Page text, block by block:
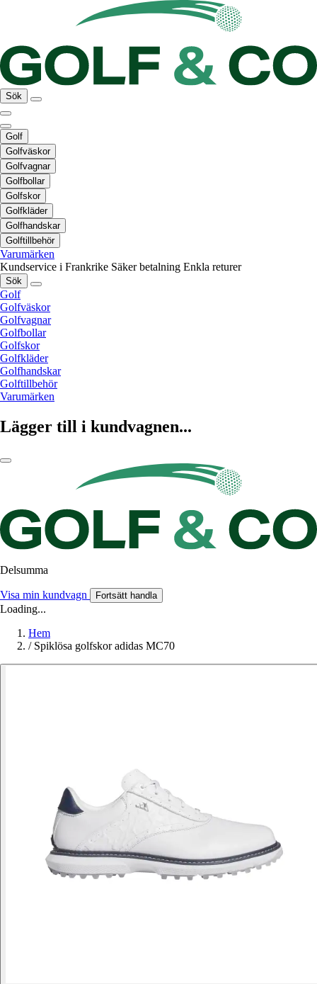
Sök
Golf
Golfväskor
Golfvagnar
Golfbollar
Golfskor
Golfkläder
Golfhandskar
Golftillbehör
Varumärken
Kundservice i Frankrike Säker betalning Enkla returer
Sök
Golf
Golfväskor
Golfvagnar
Golfbollar
Golfskor
Golfkläder
Golfhandskar
Golftillbehör
Varumärken
Lägger till i kundvagnen...
Delsumma
Visa min kundvagn Fortsätt handla
Loading...
Hem
/ Spiklösa golfskor adidas MC70